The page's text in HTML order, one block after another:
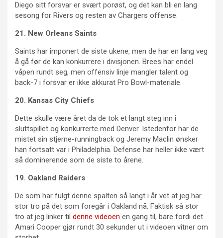
Diego sitt forsvar er svært porøst, og det kan bli en lang
sesong for Rivers og resten av Chargers offense.
21. New Orleans Saints
Saints har imponert de siste ukene, men de har en lang veg
å gå før de kan konkurrere i divisjonen. Brees har endel
våpen rundt seg, men offensiv linje mangler talent og
back-7 i forsvar er ikke akkurat Pro Bowl-materiale.
20. Kansas City Chiefs
Dette skulle være året da de tok et langt steg inn i
sluttspillet og konkurrerte med Denver. Istedenfor har de
mistet sin stjerne-runningback og Jeremy Maclin ønsker
han fortsatt var i Philadelphia. Defense har heller ikke vært
så dominerende som de siste to årene.
19. Oakland Raiders
De som har fulgt denne spalten så langt i år vet at jeg har
stor tro på det som foregår i Oakland nå. Faktisk så stor
tro at jeg linker til denne videoen en gang til, bare fordi det
Amari Cooper gjør rundt 30 sekunder ut i videoen vitner om